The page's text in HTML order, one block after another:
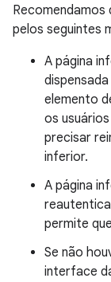
pelos seguintes
A página
elemento
os
precisar
inferior.
A página
permite
Se não
interface